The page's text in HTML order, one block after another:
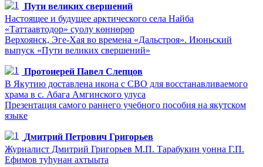
Пути великих свершений
Настоящее и будущее арктического села Найба
«Таттаавтодор» суолу көннөрөр
Верхоянск, Эге-Хая во времена «Дальстроя». Июньский
выпуск «Пути великих свершений»
Протоиерей Павел Слепцов
В Якутию доставлена икона с СВО для восстанавливаемого
храма в с. Абага Амгинского улуса
Презентация самого раннего учебного пособия на якутском
языке
Дмитрий Петрович Григорьев
Журналист Дмитрий Григорьев М.П. Тарабукин уонна Г.П.
Ефимов туһунан ахтыыта